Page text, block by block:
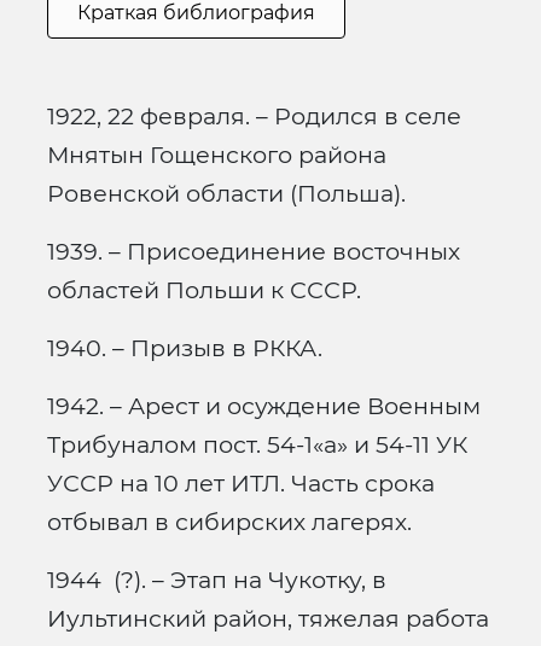
Краткая библиография
1922, 22 февраля. – Родился в селе
Мнятын Гощенского района
Ровенской области (Польша).
1939. – Присоединение восточных
областей Польши к СССР.
1940. – Призыв в РККА.
1942. – Арест и осуждение Военным
Трибуналом пост. 54-1«а» и 54-11 УК
УССР на 10 лет ИТЛ. Часть срока
отбывал в сибирских лагерях.
1944 (?). – Этап на Чукотку, в
Иультинский район, тяжелая работа